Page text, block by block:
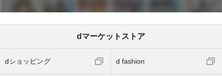
dマーケットストア
dショッピング d fashion